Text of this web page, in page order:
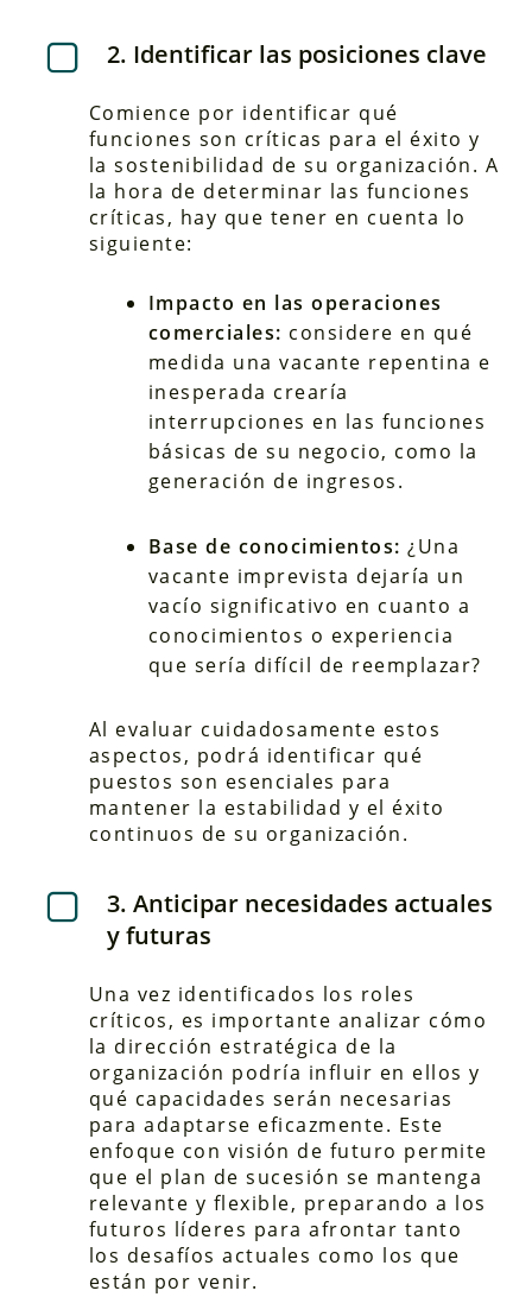
2. Identificar las posiciones clave
Comience por identificar qué
funciones son críticas para el éxito y
la sostenibilidad de su organización. A
la hora de determinar las funciones
críticas, hay que tener en cuenta lo
siguiente:
Impacto en las operaciones
comerciales: considere en qué
medida una vacante repentina e
inesperada crearía
interrupciones en las funciones
básicas de su negocio, como la
generación de ingresos.
Base de conocimientos: ¿Una
vacante imprevista dejaría un
vacío significativo en cuanto a
conocimientos o experiencia
que sería difícil de reemplazar?
Al evaluar cuidadosamente estos
aspectos, podrá identificar qué
puestos son esenciales para
mantener la estabilidad y el éxito
continuos de su organización.
3. Anticipar necesidades actuales
y futuras
Una vez identificados los roles
críticos, es importante analizar cómo
la dirección estratégica de la
organización podría influir en ellos y
qué capacidades serán necesarias
para adaptarse eficazmente. Este
enfoque con visión de futuro permite
que el plan de sucesión se mantenga
relevante y flexible, preparando a los
futuros líderes para afrontar tanto
los desafíos actuales como los que
están por venir.